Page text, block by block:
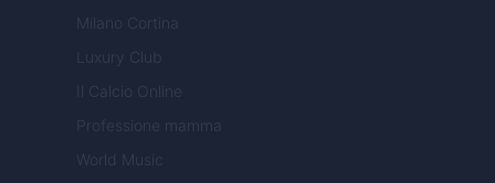
Milano Cortina
Luxury Club
Il Calcio Online
Professione mamma
World Music